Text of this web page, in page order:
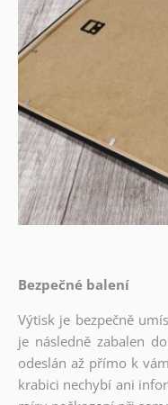
Bezpečné balení
Výtisk je bezpečně
je následně zabalen
odeslán až přímo k
krabici nechybí ani